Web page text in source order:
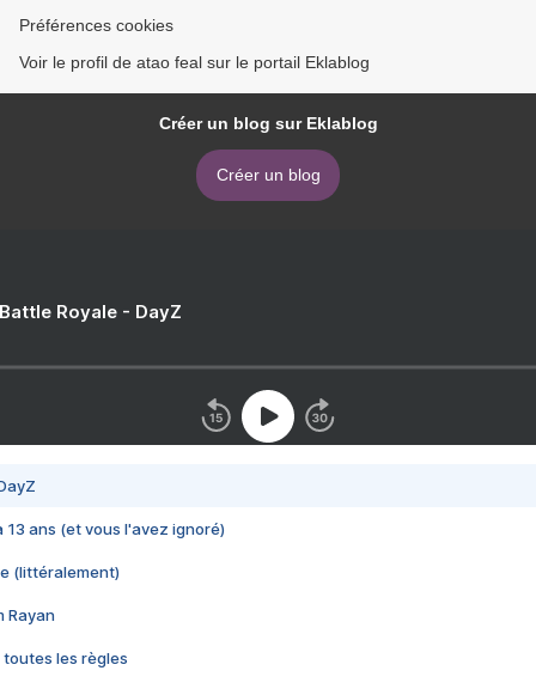
Préférences cookies
Voir le profil de atao feal sur le portail Eklablog
Créer un blog sur Eklablog
Créer un blog
Royale - DayZ
13 ans (et vous l'avez ignoré)
(littéralement)
Rayan
toutes les règles